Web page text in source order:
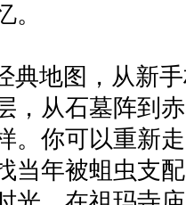
典地图，从新
，从石墓阵到
。你可以重新
当年被蛆虫支